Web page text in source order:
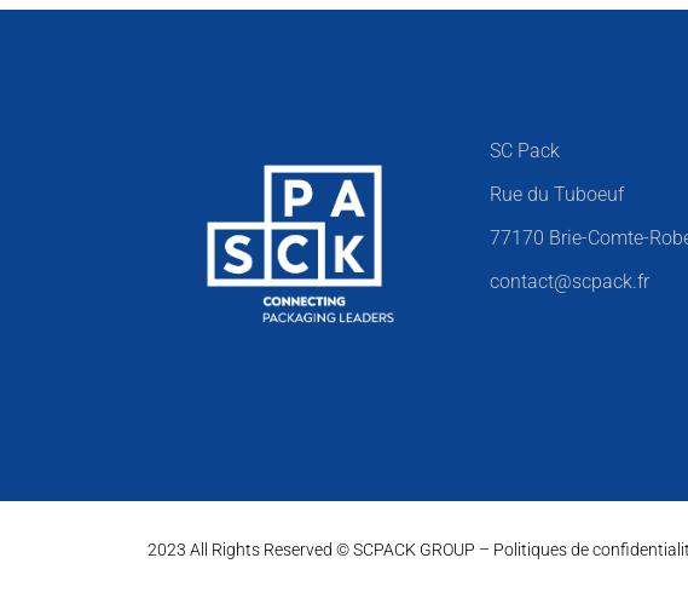
SC Pack
Rue du Tuboeuf
77170 Brie-Comte-
contact@scpack.fr
2023 All Rights Reserved © SCPACK GROUP – Politiques de